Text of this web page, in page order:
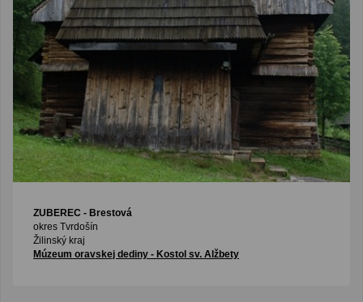
ZUBEREC - Brestová
okres Tvrdošín
Žilinský kraj
Múzeum oravskej dediny - Kostol sv. Alžbety